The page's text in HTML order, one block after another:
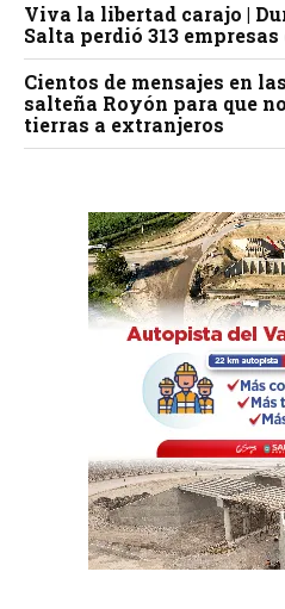
Viva la libertad carajo |
Salta perdió 313
Cientos de mensajes en
salteña Royón para que
tierras a extranjeros